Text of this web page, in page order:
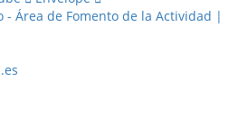
Área de Fomento de la Actividad |